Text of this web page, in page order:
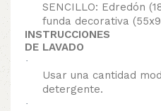
SENCILLO: Edredón
funda decorativa
INSTRUCCIONES
DE LAVADO
·
Usar una cantidad
detergente.
·